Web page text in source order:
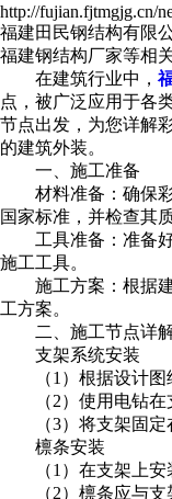
http://fujian.fjtmgjg.cn/
福建田民钢结构有限
福建钢结构厂家等相
在建筑行业中，
点，被广泛应用于各
节点出发，为您详解
的建筑外装。
一、施工准备
材料准备：确保彩
国家标准，并检查其质
工具准备：准备好
施工工具。
施工方案：根据建
工方案。
二、施工节点详
支架系统安装
（1）根据设计图纸
（2）使用电钻在支
（3）将支架固定在
檩条安装
（1）在支架上安装
（2）檩条应与支